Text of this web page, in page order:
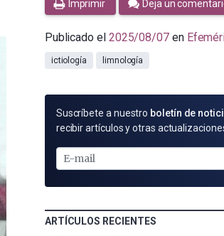
Imprimir Deja un
Publicado el 2025/08/07 en
ictiología limnología
SUSCRÍBETE
POR
MAIL
Suscríbete a nuestro boletín de
recibir artículos y otras
ARTÍCULOS RECIENTES